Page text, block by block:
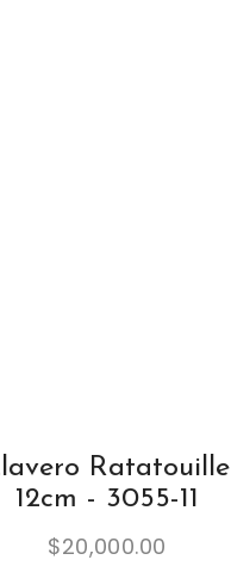
Ratatouille
12cm - 3055-11
$20,000.00